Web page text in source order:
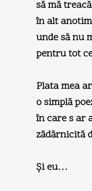
să mă
în alt
unde să nu
pentru tot
Plata mea
o simplă
în care s ar
zădărnicită
Şi eu…